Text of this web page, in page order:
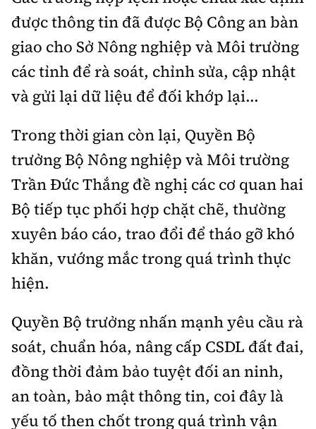
được thông tin đã được Bộ Công an bàn
giao cho Sở Nông nghiệp và Môi trường
các tỉnh để rà soát, chỉnh sửa, cập nhật
và gửi lại dữ liệu để đối khớp lại...
Trong thời gian còn lại, Quyền Bộ
trưởng Bộ Nông nghiệp và Môi trường
Trần Đức Thắng đề nghị các cơ quan hai
Bộ tiếp tục phối hợp chặt chẽ, thường
xuyên báo cáo, trao đổi để tháo gỡ khó
khăn, vướng mắc trong quá trình thực
hiện.
Quyền Bộ trưởng nhấn mạnh yêu cầu rà
soát, chuẩn hóa, nâng cấp CSDL đất đai,
đồng thời đảm bảo tuyệt đối an ninh,
an toàn, bảo mật thông tin, coi đây là
yếu tố then chốt trong quá trình vận